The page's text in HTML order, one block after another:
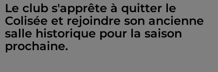
Le club s'apprête à quitter le
Colisée et rejoindre son ancienne
salle historique pour la saison
prochaine.